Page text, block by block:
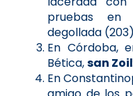
pruebas en
degollada
En Córdoba,
Bética,san
En